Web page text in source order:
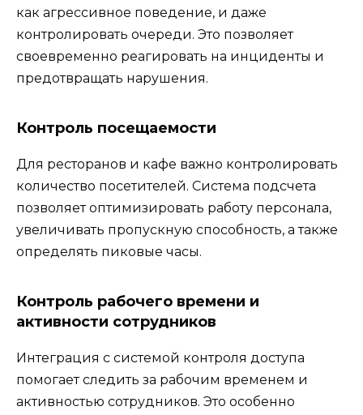
как агрессивное поведение, и даже
контролировать очереди. Это позволяет
своевременно реагировать на инциденты и
предотвращать нарушения.
Контроль посещаемости
Для ресторанов и кафе важно контролировать
количество посетителей. Система подсчета
позволяет оптимизировать работу персонала,
увеличивать пропускную способность, а также
определять пиковые часы.
Контроль рабочего времени и
активности сотрудников
Интеграция с системой контроля доступа
помогает следить за рабочим временем и
активностью сотрудников. Это особенно